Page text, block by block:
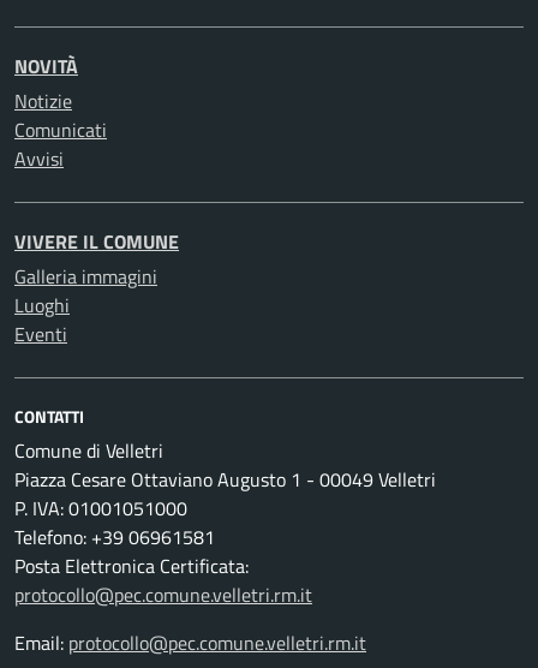
NOVITÀ
Notizie
Comunicati
Avvisi
VIVERE IL COMUNE
Galleria immagini
Luoghi
Eventi
CONTATTI
Comune di Velletri
Piazza Cesare Ottaviano Augusto 1 - 00049 Velletri
P. IVA: 01001051000
Telefono: +39 06961581
Posta Elettronica Certificata:
protocollo@pec.comune.velletri.rm.it
Email: protocollo@pec.comune.velletri.rm.it